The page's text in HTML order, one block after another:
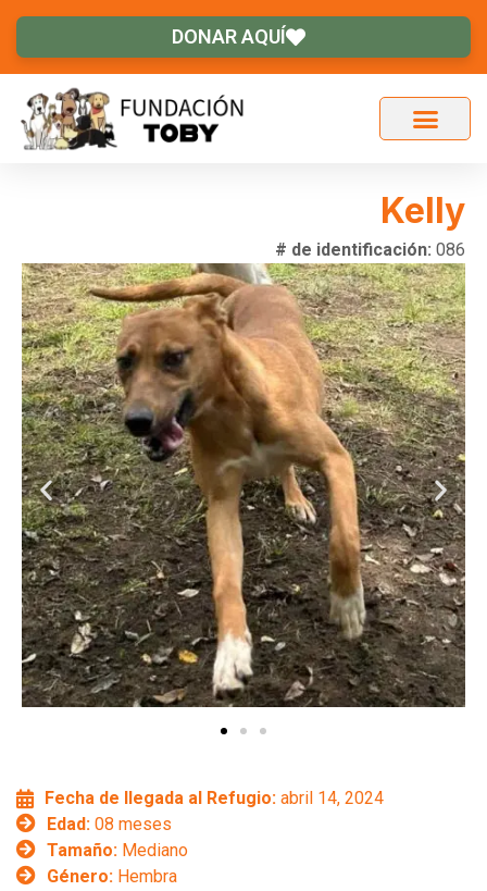
DONAR AQUÍ
Kelly
# de identificación: 086
Fecha de llegada al Refugio: abril 14, 2024
Edad: 08 meses
Tamaño: Mediano
Género: Hembra